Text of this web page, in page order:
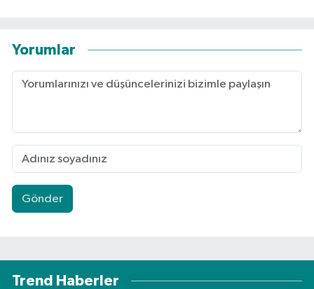
Yorumlar
Gönder
Trend Haberler